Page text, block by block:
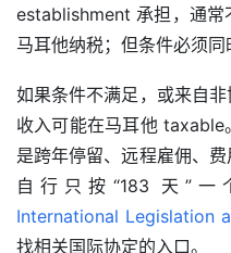
留
学
育
网
址
导
establishment 承担，通常
马耳他纳税；但条件必须同
如果条件不满足，或来自
收入可能在马耳他 taxable
是跨年停留、远程雇佣、
International Legislation
找相关国际协定的入口。